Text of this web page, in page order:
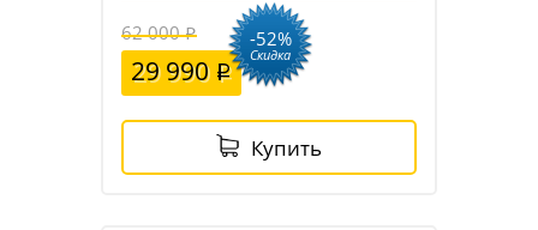
62 000
29 990
-52%
Скидка
Купить